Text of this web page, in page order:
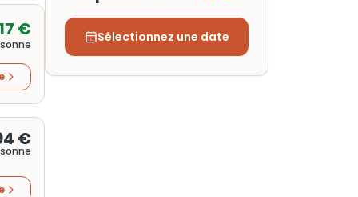
€
€
Sélectionnez une date